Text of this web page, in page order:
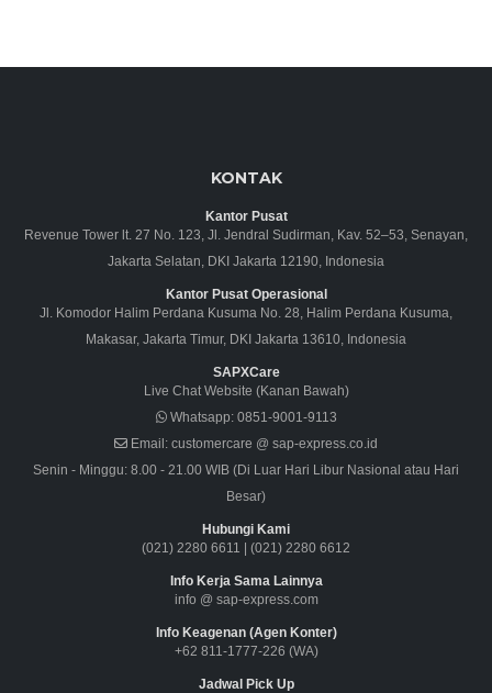
KONTAK
Kantor Pusat
Revenue Tower lt. 27 No. 123, Jl. Jendral Sudirman, Kav. 52–53, Senayan,
Jakarta Selatan, DKI Jakarta 12190, Indonesia
Kantor Pusat Operasional
Jl. Komodor Halim Perdana Kusuma No. 28, Halim Perdana Kusuma,
Makasar, Jakarta Timur, DKI Jakarta 13610, Indonesia
SAPXCare
Live Chat Website (Kanan Bawah)
Whatsapp:0851-9001-9113
Email: customercare @ sap-express.co.id
Senin - Minggu: 8.00 - 21.00 WIB (Di Luar Hari Libur Nasional atau Hari
Besar)
Hubungi Kami
(021) 2280 6611 | (021) 2280 6612
Info Kerja Sama Lainnya
info @ sap-express.com
Info Keagenan (Agen Konter)
+62 811-1777-226 (WA)
Jadwal Pick Up